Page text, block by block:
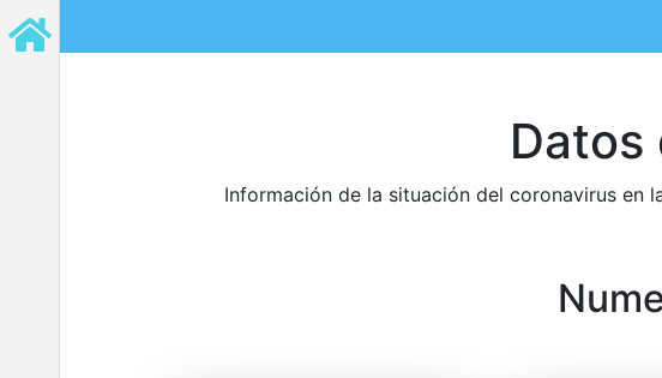
Datos
Información de la situación del coronavirus en